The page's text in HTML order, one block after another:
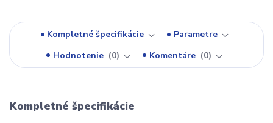
Kompletné špecifikácie
Parametre
Hodnotenie
0 Komentáre 0
Kompletné špecifikácie